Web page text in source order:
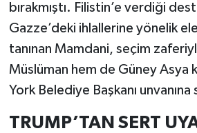
bırakmıştı. Filistin’e verdiği
Gazze’deki ihlallerine yönelik
tanınan Mamdani, seçim
Müslüman hem de Güney Asya
York Belediye Başkanı
TRUMP’TAN SERT